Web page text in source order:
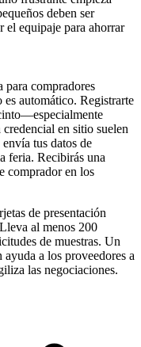
deben ser
el equipaje para ahorrar
para compradores
es automático. Registrarte
en sitio suelen
tus datos de
feria. Recibirás una
comprador en los
de presentación
al menos 200
de muestras. Un
a los proveedores a
las negociaciones.